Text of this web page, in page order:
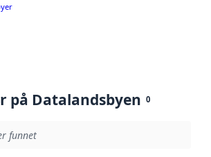
på Datalandsbyen 0
funnet